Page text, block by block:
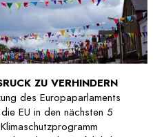
ZU VERHINDERN
des Europaparlaments
EU in den nächsten 5